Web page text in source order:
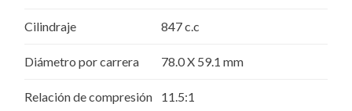
Cilindraje 847 c.c
Diámetro por carrera 78.0 X 59.1 mm
Relación de compresión 11.5:1